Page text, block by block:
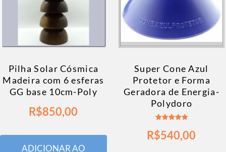
Pilha Solar Cósmica
Madeira com 6 esferas
GG base 10cm-Poly
R$850,00
ADICIONAR AO
Super Cone Azul
Protetor e Forma
Geradora de Energia-
Polydoro
5.00
de 5
R$540,00